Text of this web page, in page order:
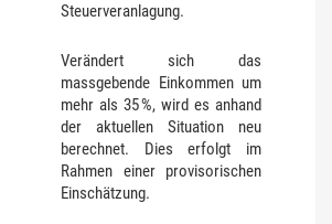
Steuerveranlagung.
Verändert sich das
massgebende Einkommen um
mehr als 35 %, wird es anhand
der aktuellen Situation neu
berechnet. Dies erfolgt im
Rahmen einer provisorischen
Einschätzung.